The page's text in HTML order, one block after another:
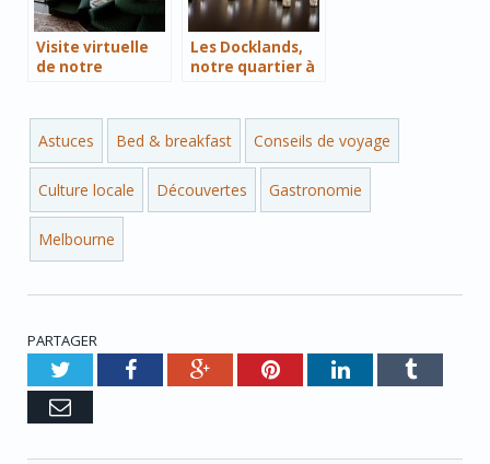
Visite virtuelle
de notre
Les Docklands,
notre quartier à
Astuces Bed & breakfast Conseils de voyage
Culture locale Découvertes Gastronomie
Melbourne
PARTAGER
TwitterFacebookGoogle+PinterestLinkedInTumblr
e-